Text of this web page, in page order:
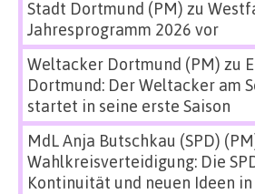
Stadt Dortmund (PM) zu
Jahresprogramm 2026 vor
Weltacker Dortmund (PM) zu
Dortmund: Der Weltacker am
startet in seine erste Saison
MdL Anja Butschkau (SPD)
Wahlkreisverteidigung: Die
Kontinuität und neuen Ideen